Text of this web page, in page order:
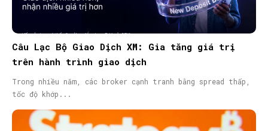
Câu Lạc Bộ Giao Dịch XM: Gia tăng giá trị
trên hành trình giao dịch
Trong nhiều năm, các broker cạnh tranh bằng spread thấp,
tốc độ khớp...